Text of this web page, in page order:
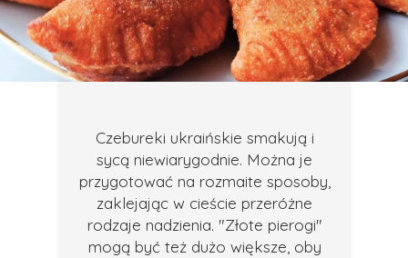
Czebureki ukraińskie smakują i
sycą niewiarygodnie. Można je
przygotować na rozmaite sposoby,
zaklejając w cieście przeróżne
rodzaje nadzienia. "Złote pierogi"
mogą być też dużo większe, oby